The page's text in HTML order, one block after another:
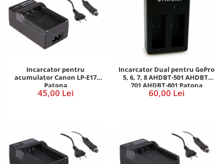
Incarcator pentru
acumulator Canon LP-E17
Patona
45,00 Lei
Incarcator Dual pentru GoPro
5, 6, 7, 8 AHDBT-501 AHDBT-
701 AHDBT-801 Patona
60,00 Lei